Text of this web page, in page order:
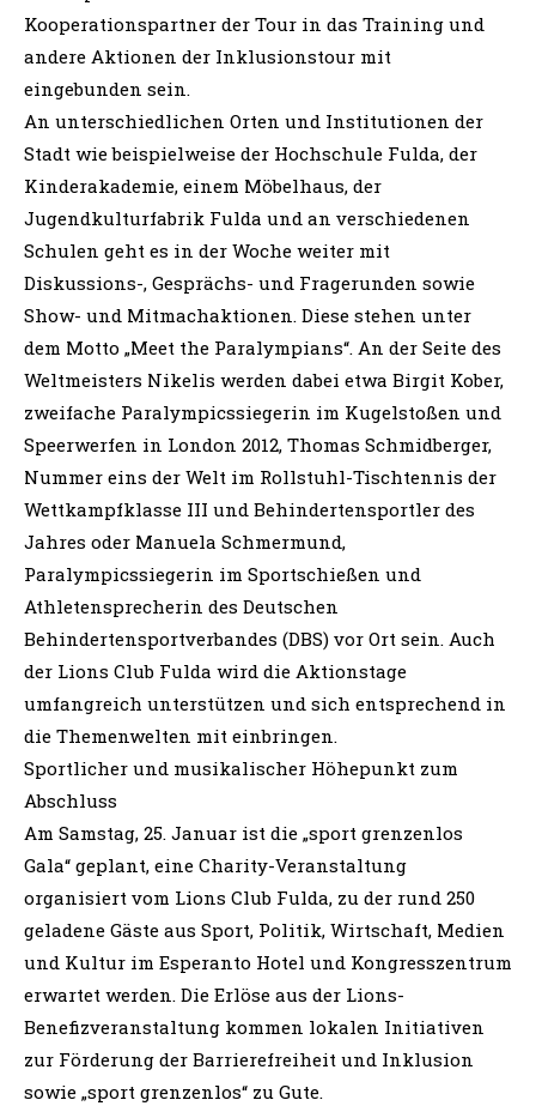
Kooperationspartner der Tour in das Training und
andere Aktionen der Inklusionstour mit
eingebunden sein.
An unterschiedlichen Orten und Institutionen der
Stadt wie beispielweise der Hochschule Fulda, der
Kinderakademie, einem Möbelhaus, der
Jugendkulturfabrik Fulda und an verschiedenen
Schulen geht es in der Woche weiter mit
Diskussions-, Gesprächs- und Fragerunden sowie
Show- und Mitmachaktionen. Diese stehen unter
dem Motto „Meet the Paralympians“. An der Seite des
Weltmeisters Nikelis werden dabei etwa Birgit Kober,
zweifache Paralympicssiegerin im Kugelstoßen und
Speerwerfen in London 2012, Thomas Schmidberger,
Nummer eins der Welt im Rollstuhl-Tischtennis der
Wettkampfklasse III und Behindertensportler des
Jahres oder Manuela Schmermund,
Paralympicssiegerin im Sportschießen und
Athletensprecherin des Deutschen
Behindertensportverbandes (DBS) vor Ort sein. Auch
der Lions Club Fulda wird die Aktionstage
umfangreich unterstützen und sich entsprechend in
die Themenwelten mit einbringen.
Sportlicher und musikalischer Höhepunkt zum
Abschluss
Am Samstag, 25. Januar ist die „sport grenzenlos
Gala“ geplant, eine Charity-Veranstaltung
organisiert vom Lions Club Fulda, zu der rund 250
geladene Gäste aus Sport, Politik, Wirtschaft, Medien
und Kultur im Esperanto Hotel und Kongresszentrum
erwartet werden. Die Erlöse aus der Lions-
Benefizveranstaltung kommen lokalen Initiativen
zur Förderung der Barrierefreiheit und Inklusion
sowie „sport grenzenlos“ zu Gute.